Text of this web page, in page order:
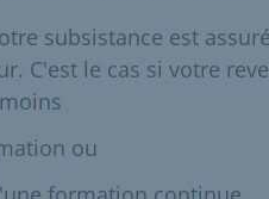
subsistance est
C'est le cas si votre
ou